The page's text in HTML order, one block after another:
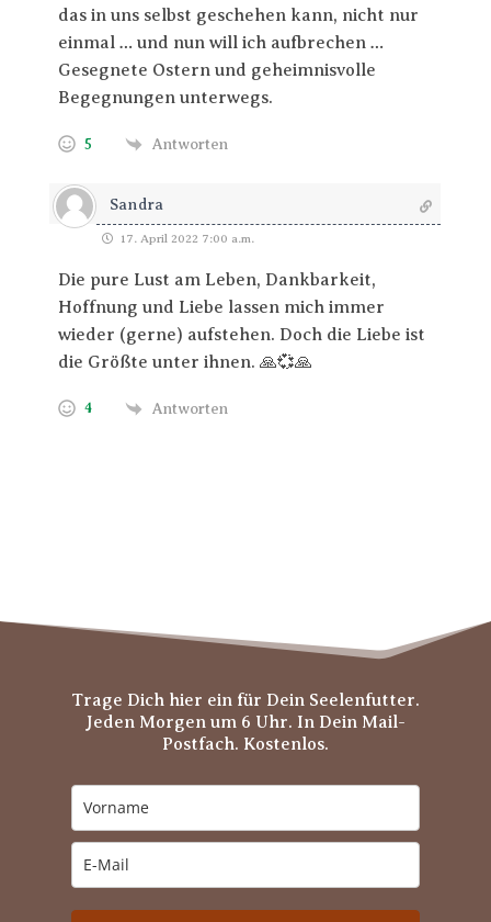
das in uns selbst geschehen kann, nicht nur
einmal … und nun will ich aufbrechen …
Gesegnete Ostern und geheimnisvolle
Begegnungen unterwegs.
5 Antworten
Sandra
17. April 2022 7:00 a.m.
Die pure Lust am Leben, Dankbarkeit,
Hoffnung und Liebe lassen mich immer
wieder (gerne) aufstehen. Doch die Liebe ist
die Größte unter ihnen. 🙏💞🙏
4 Antworten
Trage Dich hier ein für Dein Seelenfutter.
Jeden Morgen um 6 Uhr. In Dein Mail-
Postfach. Kostenlos.